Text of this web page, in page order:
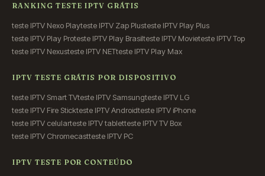
RANKING TESTE IPTV GRÁTIS
teste IPTV Nexo Playteste IPTV Zap Plusteste IPTV Play Plus
teste IPTV Play Proteste IPTV Play Brasilteste IPTV Movieteste IPTV Top
teste IPTV Nexusteste IPTV NETteste IPTV Play Max
IPTV TESTE GRÁTIS POR DISPOSITIVO
teste IPTV Smart TVteste IPTV Samsungteste IPTV LG
teste IPTV Fire Stickteste IPTV Androidteste IPTV iPhone
teste IPTV celularteste IPTV tabletteste IPTV TV Box
teste IPTV Chromecastteste IPTV PC
IPTV TESTE POR CONTEÚDO